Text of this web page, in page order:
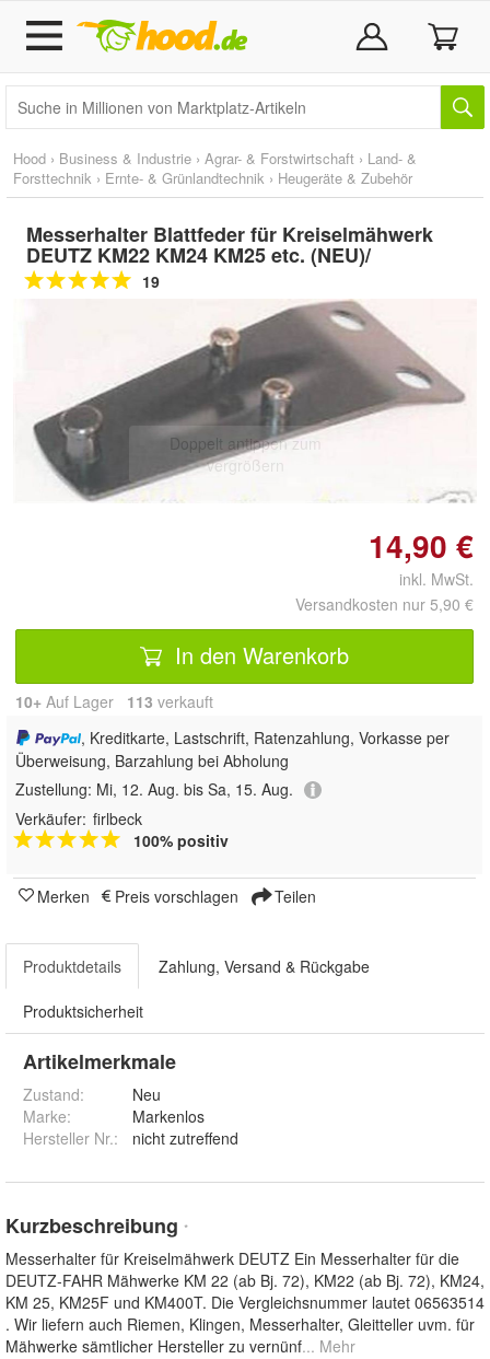
Hood › Business & Industrie › Agrar- & Forstwirtschaft › Land- &
Forsttechnik › Ernte- & Grünlandtechnik › Heugeräte & Zubehör
Messerhalter Blattfeder für Kreiselmähwerk
DEUTZ KM22 KM24 KM25 etc. (NEU)/
19
Doppelt antippen zum
vergrößern
14,90 €
inkl. MwSt.
Versandkosten nur 5,90 €
In den Warenkorb
10+ Auf Lager 113 verkauft
, Kreditkarte, Lastschrift, Ratenzahlung, Vorkasse per
Überweisung, Barzahlung bei Abholung
Zustellung: Mi, 12. Aug. bis Sa, 15. Aug.
Verkäufer: firlbeck
100% positiv
Merken Preis vorschlagen Teilen
Produktdetails Zahlung, Versand & Rückgabe
Produktsicherheit
Artikelmerkmale
Zustand:
Neu
Marke:
Markenlos
Hersteller Nr.:
nicht zutreffend
Kurzbeschreibung *
Messerhalter für Kreiselmähwerk DEUTZ Ein Messerhalter für die
DEUTZ-FAHR Mähwerke KM 22 (ab Bj. 72), KM22 (ab Bj. 72), KM24,
KM 25, KM25F und KM400T. Die Vergleichsnummer lautet 06563514
. Wir liefern auch Riemen, Klingen, Messerhalter, Gleitteller uvm. für
Mähwerke sämtlicher Hersteller zu vernünf... Mehr